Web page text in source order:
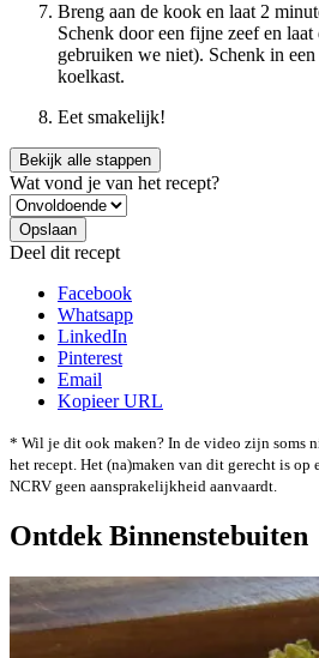
Breng aan de kook en laat 2
Schenk door een fijne zeef en
gebruiken we niet). Schenk in
koelkast.
Eet smakelijk!
Bekijk alle stappen
Wat vond je van het recept?
Deel dit recept
Facebook
Whatsapp
LinkedIn
Pinterest
Email
Kopieer URL
* Wil je dit ook maken? In de video zijn soms
het recept. Het (na)maken van dit gerecht is
NCRV geen aansprakelijkheid aanvaardt.
Ontdek Binnenstebuiten